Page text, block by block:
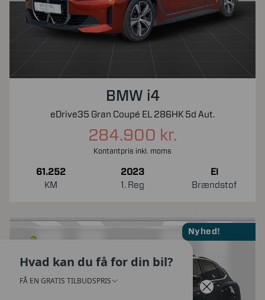
BMW i4
eDrive35 Gran Coupé EL 286HK 5d Aut.
284.900 kr.
Kontantpris inkl. moms
61.252
KM
2023
1. Reg
El
Brændstof
Nyhed!
Hvad kan du få for din bil?
FÅ EN GRATIS TILBUDSPRIS